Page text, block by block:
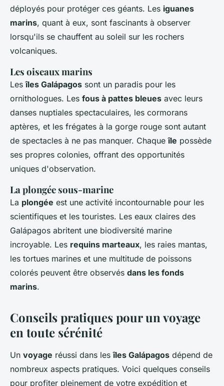
déployés pour protéger ces géants. Les iguanes
marins, quant à eux, sont fascinants à observer
lorsqu'ils se chauffent au soleil sur les rochers
volcaniques.
Les oiseaux marins
Lesîles Galápagos sont un paradis pour les
ornithologues. Les fous à pattes bleues avec leurs
danses nuptiales spectaculaires, les cormorans
aptères, et les frégates à la gorge rouge sont autant
de spectacles à ne pas manquer. Chaqueîle possède
ses propres colonies, offrant des opportunités
uniques d'observation.
La plongée sous-marine
La plongée est une activité incontournable pour les
scientifiques et les touristes. Les eaux claires des
Galápagos abritent une biodiversité marine
incroyable. Les requins marteaux, les raies mantas,
les tortues marines et une multitude de poissons
colorés peuvent être observés dans les fonds
marins.
Conseils pratiques pour un voyage
en toute sérénité
Un voyage réussi dans lesîles Galápagos dépend de
nombreux aspects pratiques. Voici quelques conseils
pour profiter pleinement de votre expédition et